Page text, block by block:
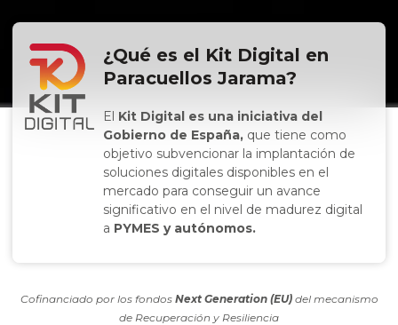
¿Qué es el Kit Digital en
Paracuellos Jarama?
El Kit Digital es una iniciativa del
Gobierno de España, que tiene como
objetivo subvencionar la implantación de
soluciones digitales disponibles en el
mercado para conseguir un avance
significativo en el nivel de madurez digital
a PYMES y autónomos.
Cofinanciado por los fondos Next Generation (EU)del mecanismo
de Recuperación y Resiliencia